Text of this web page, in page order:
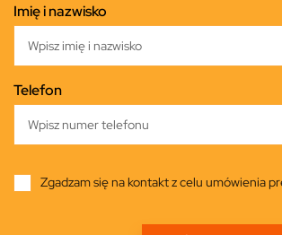
Imię i nazwisko
Telefon
Zgadzam się na kontakt z celu umówienia